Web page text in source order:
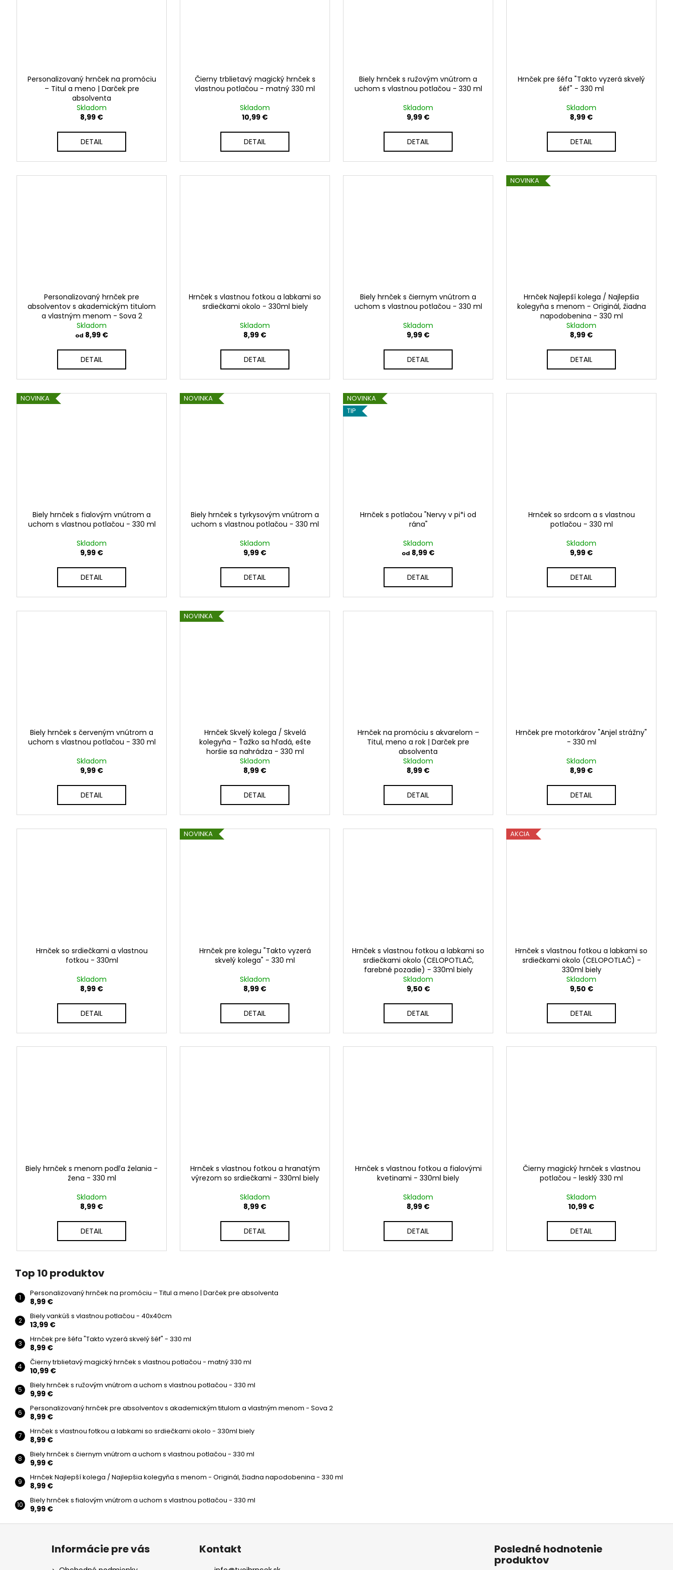
Personalizovaný hrnček na promóciu
– Titul a meno | Darček pre
absolventa
Skladom
8,99 €
DETAIL
Čierny trblietavý magický hrnček s
vlastnou potlačou - matný 330 ml
Skladom
10,99 €
DETAIL
Biely hrnček s ružovým vnútrom a
uchom s vlastnou potlačou - 330 ml
Skladom
9,99 €
DETAIL
Hrnček pre šéfa "Takto vyzerá skvelý
šéf" - 330 ml
Skladom
8,99 €
DETAIL
Personalizovaný hrnček pre
absolventov s akademickým titulom
a vlastným menom - Sova 2
Skladom
od 8,99 €
DETAIL
Hrnček s vlastnou fotkou a labkami so
srdiečkami okolo - 330ml biely
Skladom
8,99 €
DETAIL
Biely hrnček s čiernym vnútrom a
uchom s vlastnou potlačou - 330 ml
Skladom
9,99 €
DETAIL
NOVINKA
Hrnček Najlepší kolega / Najlepšia
kolegyňa s menom - Originál, žiadna
napodobenina - 330 ml
Skladom
8,99 €
DETAIL
NOVINKA
Biely hrnček s fialovým vnútrom a
uchom s vlastnou potlačou - 330 ml
Skladom
9,99 €
DETAIL
NOVINKA
Biely hrnček s tyrkysovým vnútrom a
uchom s vlastnou potlačou - 330 ml
Skladom
9,99 €
DETAIL
NOVINKA
TIP
Hrnček s potlačou "Nervy v pi*i od
rána"
Skladom
od 8,99 €
DETAIL
Hrnček so srdcom a s vlastnou
potlačou - 330 ml
Skladom
9,99 €
DETAIL
Biely hrnček s červeným vnútrom a
uchom s vlastnou potlačou - 330 ml
Skladom
9,99 €
DETAIL
NOVINKA
Hrnček Skvelý kolega / Skvelá
kolegyňa - Ťažko sa hľadá, ešte
horšie sa nahrádza - 330 ml
Skladom
8,99 €
DETAIL
Hrnček na promóciu s akvarelom –
Titul, meno a rok | Darček pre
absolventa
Skladom
8,99 €
DETAIL
Hrnček pre motorkárov "Anjel strážny"
- 330 ml
Skladom
8,99 €
DETAIL
Hrnček so srdiečkami a vlastnou
fotkou - 330ml
Skladom
8,99 €
DETAIL
NOVINKA
Hrnček pre kolegu "Takto vyzerá
skvelý kolega" - 330 ml
Skladom
8,99 €
DETAIL
Hrnček s vlastnou fotkou a labkami so
srdiečkami okolo (CELOPOTLAČ,
farebné pozadie) - 330ml biely
Skladom
9,50 €
DETAIL
AKCIA
Hrnček s vlastnou fotkou a labkami so
srdiečkami okolo (CELOPOTLAČ) -
330ml biely
Skladom
9,50 €
DETAIL
Biely hrnček s menom podľa želania -
žena - 330 ml
Skladom
8,99 €
DETAIL
Hrnček s vlastnou fotkou a hranatým
výrezom so srdiečkami - 330ml biely
Skladom
8,99 €
DETAIL
Hrnček s vlastnou fotkou a fialovými
kvetinami - 330ml biely
Skladom
8,99 €
DETAIL
Čierny magický hrnček s vlastnou
potlačou - lesklý 330 ml
Skladom
10,99 €
DETAIL
Top 10 produktov
Personalizovaný hrnček na promóciu – Titul a meno | Darček pre absolventa
8,99 €
Biely vankúš s vlastnou potlačou - 40x40cm
13,99 €
Hrnček pre šéfa "Takto vyzerá skvelý šéf" - 330 ml
8,99 €
Čierny trblietavý magický hrnček s vlastnou potlačou - matný 330 ml
10,99 €
Biely hrnček s ružovým vnútrom a uchom s vlastnou potlačou - 330 ml
9,99 €
Personalizovaný hrnček pre absolventov s akademickým titulom a vlastným menom - Sova 2
8,99 €
Hrnček s vlastnou fotkou a labkami so srdiečkami okolo - 330ml biely
8,99 €
Biely hrnček s čiernym vnútrom a uchom s vlastnou potlačou - 330 ml
9,99 €
Hrnček Najlepší kolega / Najlepšia kolegyňa s menom - Originál, žiadna napodobenina - 330 ml
8,99 €
Biely hrnček s fialovým vnútrom a uchom s vlastnou potlačou - 330 ml
9,99 €
Informácie pre vás Kontakt Posledné hodnotenie
produktov